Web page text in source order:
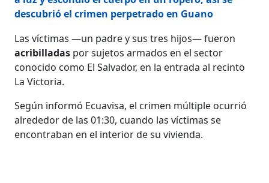
descubrió el crimen perpetrado en Guano
Las víctimas —un padre y sus tres hijos— fueron
acribilladas por sujetos armados en el sector
conocido como El Salvador, en la entrada al recinto
La Victoria.
Según informó Ecuavisa, el crimen múltiple ocurrió
alrededor de las 01:30, cuando las víctimas se
encontraban en el interior de su vivienda.